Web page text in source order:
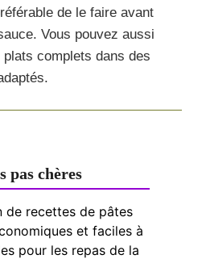
de le faire avant
Vous pouvez aussi
complets dans des
pas chères
de recettes de pâtes
et faciles à
pour les repas de la